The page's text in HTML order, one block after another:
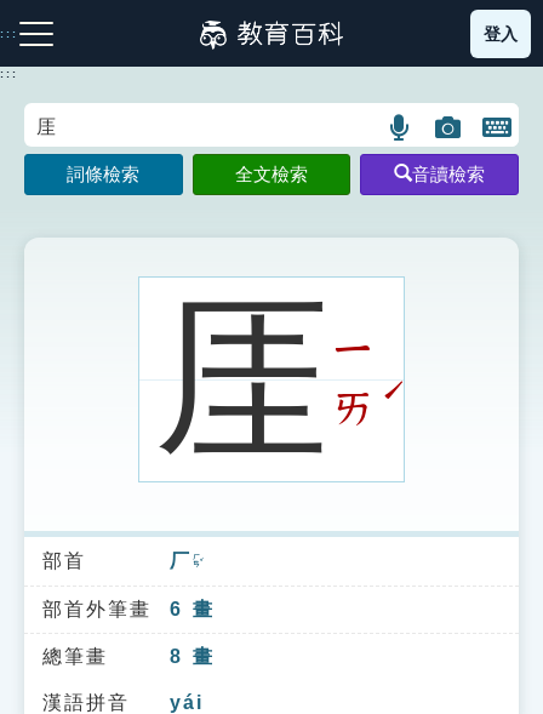
到
主
:::
注音索引圖示 筆畫索引圖示 部首索引表圖示
索引選單
知識索引
單字索引
生命大百科索引
登入
:::
語
言
搜
示
圖
片
搜
開
鍵
圖
詞條檢索 全文檢索 音讀檢索
厓ㄧ
ㄞˊ
部首 厂 ㄏㄢˇ
部首外筆畫 6 畫
總筆畫 8 畫
漢語拼音 yái